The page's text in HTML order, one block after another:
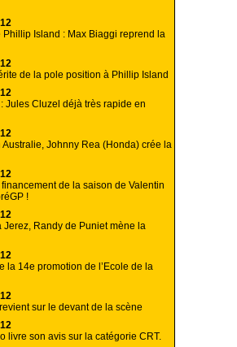
Phillip Island : Max Biaggi reprend la
de la pole position à Phillip Island
Jules Cluzel déjà très rapide en
Johnny Rea (Honda) crée la
de la saison de Valentin
!
Jerez, Randy de Puniet mène la
la 14e promotion de l’Ecole de la
sur le devant de la scène
livre son avis sur la catégorie CRT.